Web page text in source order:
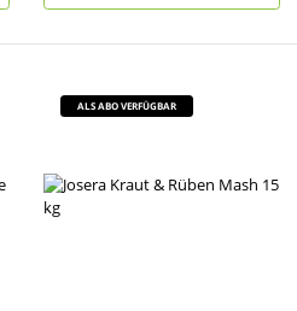
ALS ABO VERFÜGBAR